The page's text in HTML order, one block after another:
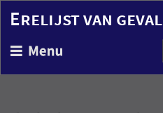
en
Erelijst van
Zoek op naam